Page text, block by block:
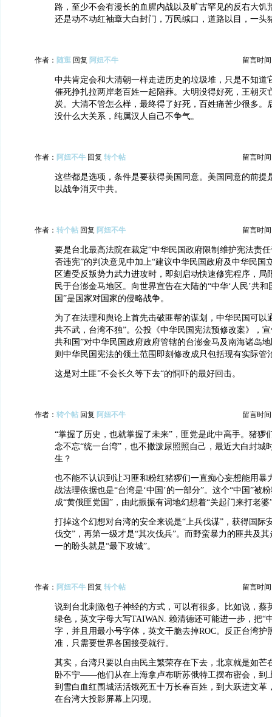
路，至少不会有漫长的血腥内战以及旷古罕见的反右大饥
还是动不动红袖章大白封门，万民缄口，道路以目，一头
作者： 随逛 回复 阿妞不牛 留言时间
中共肯定会和大清朝一样走进历史的垃圾堆，只是不知道
催死挣扎拉两岸老百姓一起陪葬。大明没得好死，王朝灭
炭。大清不管怎么样，最终得了好死，百姓痛苦少很多。
没什么大关系，纯属汉人自己不争气。
作者： 阿妞不牛 回复 转个帖 留言时间
这些都是选项，条件是要获得美国同意。美国同意的前提
以战争消灭中共。
作者： 转个帖 回复 阿妞不牛 留言时间
要是台北最高法院在裁定“中华民国政府限制维护宪法责
否违宪”的判决意见中加上“建议中华民国政府及中华民国
区遭受反叛势力武力进攻时，即刻启动快速修宪程序，局
民于台澎金马地区。向世界宣告在大陆的“中华‘人民’共和
国”是国家对国家的侵略战争。
为了在法理和舆论上首先击破匪帮的谋划，中华民国可以
共不武，台湾不独”。公投《中华民国宪法预修改案》，
共和国”对中华民国政府政府管辖的台澎金马及南海诸岛
则中华民国宪法的领土范围即刻修改成只包括现有实际管
这是对土匪”不会长久等下去“的恫吓的最好回击。
作者： 转个帖 回复 阿妞不牛 留言时间
“掌握了历史，也就掌握了未来”，匪党是此中高手。猪猡
念不忘“统一台湾”，也不撒泼尿照照自己，最近大白封城
生？
也不能不认识到让习匪和粉红猪猡们一直痴心妄想能用暴
战法理依据也是“台湾是‘中国’的一部分”。这个“中国”被
成“黄俄匪党国”，由此振振有词地幻想着“关起门来打老
打掉这个幻想对台湾的安全来说是“上兵伐谋”，获得国际
伐交”，再第一级才是“其次伐兵”。而野蛮暴力的匪共及
一的盼头就是“最下攻城”。
作者： 阿妞不牛 回复 转个帖 留言时间
说到台北刺激包子神经的方式，可以有很多。比如说，蔡
绿色，英文字母大写TAIWAN. 赖清德还可能进一步，把“
字，并且用最小号字体，英文干脆去掉ROC。反正台湾护
准，只需要世界各国接受就行。
其实，台湾只要以自由民主繁荣存在下去，北京就是如芒
卧不宁——他们从在上海拿卢布听苏俄特工摆布密会，到
到雪白血红围城活活饿死五十万长春百姓，到大跃进文革
在台湾大投影屏幕上闪现。